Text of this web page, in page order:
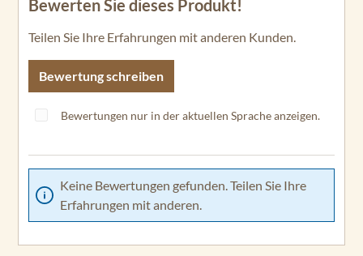
Durchschnittliche Bewertung von 0 von 5 Sternen
Bewerten Sie dieses Produkt!
Teilen Sie Ihre Erfahrungen mit anderen Kunden.
Bewertung schreiben
Bewertungen nur in der aktuellen Sprache anzeigen.
Keine Bewertungen gefunden. Teilen Sie Ihre
Erfahrungen mit anderen.